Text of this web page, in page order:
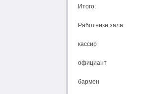
Итого:
Работники зала:
кассир
официант
бармен